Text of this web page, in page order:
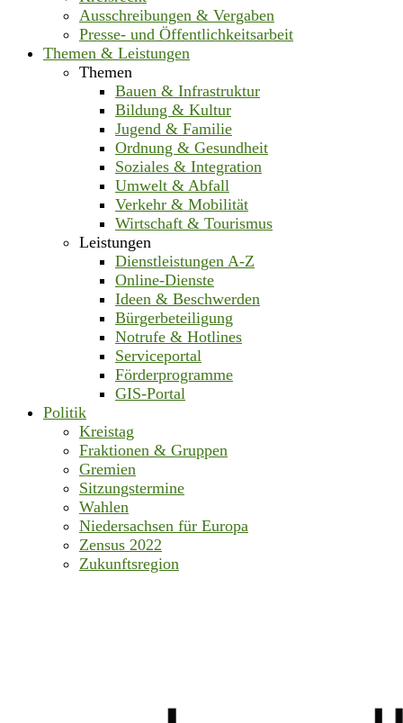
Ausschreibungen & Vergaben
Presse- und Öffentlichkeitsarbeit
Themen & Leistungen
Themen
Bauen & Infrastruktur
Bildung & Kultur
Jugend & Familie
Ordnung & Gesundheit
Soziales & Integration
Umwelt & Abfall
Verkehr & Mobilität
Wirtschaft & Tourismus
Leistungen
Dienstleistungen A-Z
Online-Dienste
Ideen & Beschwerden
Bürgerbeteiligung
Notrufe & Hotlines
Serviceportal
Förderprogramme
GIS-Portal
Politik
Kreistag
Fraktionen & Gruppen
Gremien
Sitzungstermine
Wahlen
Niedersachsen für Europa
Zensus 2022
Zukunftsregion